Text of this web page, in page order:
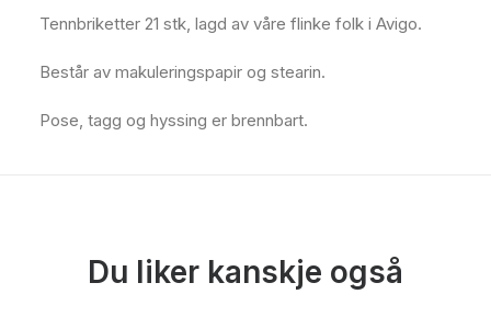
Tennbriketter 21 stk, lagd av våre flinke folk i Avigo.
Består av makuleringspapir og stearin.
Pose, tagg og hyssing er brennbart.
Du liker kanskje også